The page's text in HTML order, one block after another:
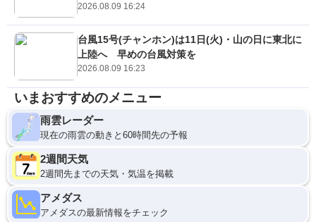
2026.08.09 16:24
台風15号(チャンホン)は11日(火)・山の日に東北に
上陸へ 早めの台風対策を
2026.08.09 16:23
いまおすすめのメニュー
雨雲レーダー
現在の雨雲の動きと60時間先の予報
2週間天気
2週間先までの天気・気温を掲載
アメダス
アメダスの最新情報をチェック